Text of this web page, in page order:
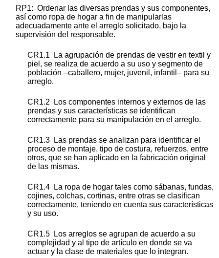
RP1: Ordenar las diversas prendas y sus componentes,
así como ropa de hogar a fin de manipularlas
adecuadamente ante el arreglo solicitado, bajo la
supervisión del responsable.
CR1.1 La agrupación de prendas de vestir en textil y
piel, se realiza de acuerdo a su uso y segmento de
población –caballero, mujer, juvenil, infantil– para su
arreglo.
CR1.2 Los componentes internos y externos de las
prendas y sus características se identifican
correctamente para su manipulación en el arreglo.
CR1.3 Las prendas se analizan para identificar el
proceso de montaje, tipo de costura, refuerzos, entre
otros, que se han aplicado en la fabricación original
de las mismas.
CR1.4 La ropa de hogar tales como sábanas, fundas,
cojines, colchas, cortinas, entre otras se clasifican
correctamente, teniendo en cuenta sus características
y su uso.
CR1.5 Los arreglos se agrupan de acuerdo a su
complejidad y al tipo de artículo en donde se va
actuar y la clase de materiales que lo integran.